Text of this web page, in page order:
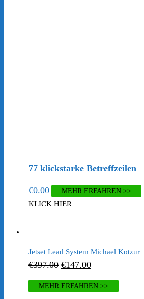
77 klickstarke Betreffzeilen
€0.00 MEHR ERFAHREN >>
KLICK HIER
Jetset Lead System Michael Kotzur
€397.00 Ursprünglicher
Preis
war:
€147.00Aktueller
Preis
ist:
MEHR ERFAHREN >>